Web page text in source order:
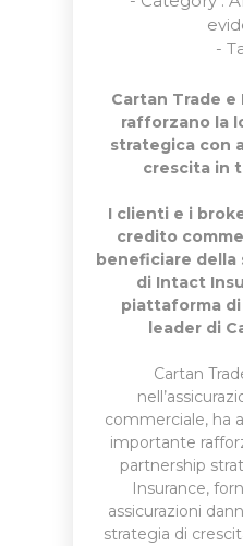
-
Cartan Trade
rafforzano la
strategica con
crescita in
I clienti e i
credito
beneficiare della
di Intact
piattaforma
leader di
Cartan
commerciale, ha
importante
partnership
Insurance,
assicurazioni
strategia di